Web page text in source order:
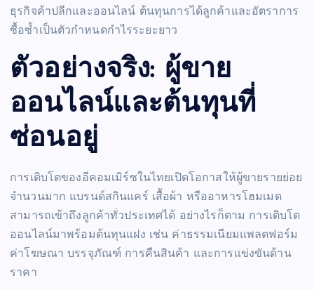
ธุรกิจค้าปลีกและออนไลน์ ต้นทุนการได้ลูกค้าและอัตราการ
ซื้อซ้ำเป็นตัวกำหนดกำไรระยะยาว
ตัวอย่างจริง: ผู้ขาย
ออนไลน์และต้นทุนที่
ซ่อนอยู่
การเติบโตของอีคอมเมิร์ซในไทยเปิดโอกาสให้ผู้ขายรายย่อย
จำนวนมาก แบรนด์สกินแคร์ เสื้อผ้า หรืออาหารโฮมเมด
สามารถเข้าถึงลูกค้าทั่วประเทศได้ อย่างไรก็ตาม การเติบโต
ออนไลน์มาพร้อมต้นทุนแฝง เช่น ค่าธรรมเนียมแพลตฟอร์ม
ค่าโฆษณา บรรจุภัณฑ์ การคืนสินค้า และการแข่งขันด้าน
ราคา